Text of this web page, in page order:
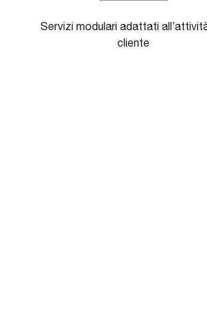
Servizi modulari adattati
cliente